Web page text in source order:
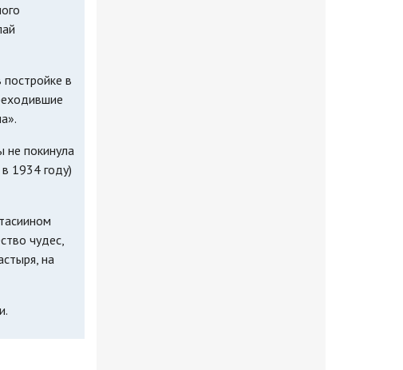
в
не покинула
1934 году)
чудес,
на